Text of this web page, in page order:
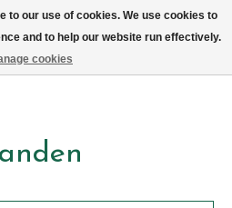
to our use of cookies. We use cookies to
and to help our website run effectively.
cookies